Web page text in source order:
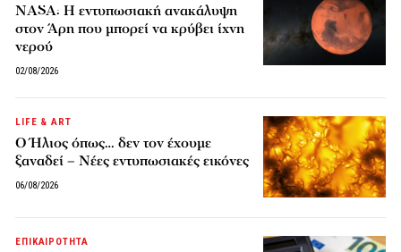
NASA: Η εντυπωσιακή ανακάλυψη
στον Άρη που μπορεί να κρύβει ίχνη
νερού
02/08/2026
LIFE & ART
Ο Ήλιος όπως… δεν τον έχουμε
ξαναδεί – Νέες εντυπωσιακές εικόνες
06/08/2026
ΕΠΙΚΑΙΡΟΤΗΤΑ